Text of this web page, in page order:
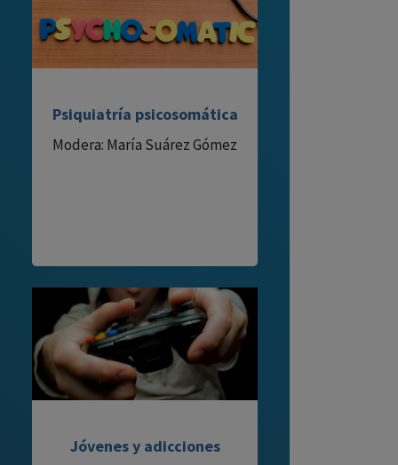
Psiquiatría psicosomática
Modera: María Suárez Gómez
Jóvenes y adicciones